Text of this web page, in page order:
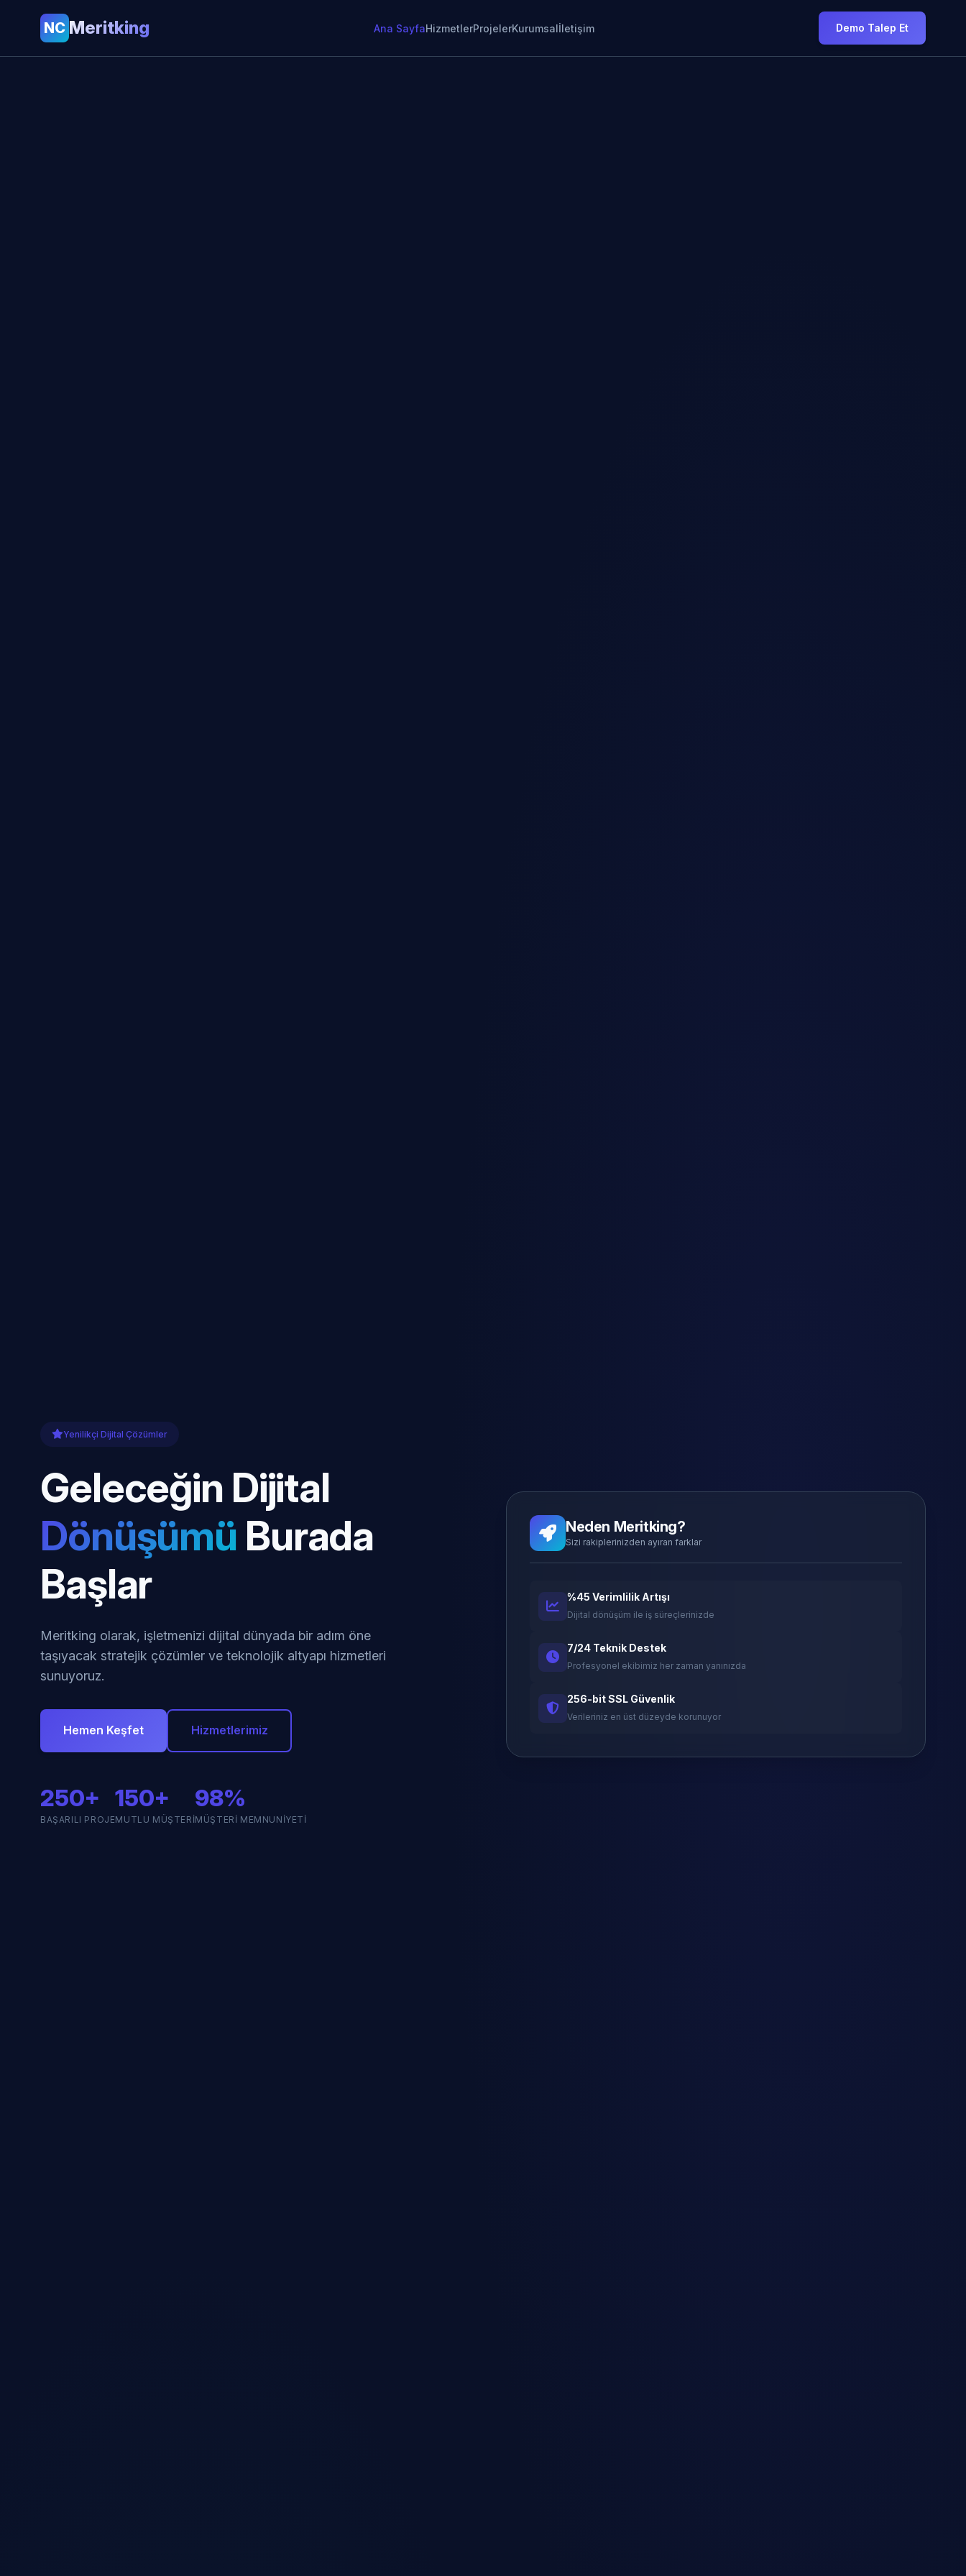
NC Meritking Ana SayfaHizmetlerProjelerKurumsalİletişim Demo Talep Et
Yenilikçi Dijital Çözümler
Geleceğin Dijital
Dönüşümü Burada
Başlar
Meritking olarak, işletmenizi dijital dünyada bir adım öne
taşıyacak stratejik çözümler ve teknolojik altyapı hizmetleri
sunuyoruz.
Hemen Keşfet Hizmetlerimiz
250+
BAŞARILI PROJE
150+
MUTLU MÜŞTERI
98%
MÜŞTERI MEMNUNIYETI
Neden Meritking?
Sizi rakiplerinizden ayıran farklar
%45 Verimlilik Artışı
Dijital dönüşüm ile iş süreçlerinizde
7/24 Teknik Destek
Profesyonel ekibimiz her zaman yanınızda
256-bit SSL Güvenlik
Verileriniz en üst düzeyde korunuyor